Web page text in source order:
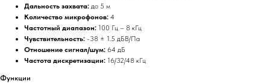
Дальность захвата: до 5 м
Количество микрофонов: 4
Частотный диапазон: 100 Гц – 8 кГц
Чувствительность: -38 ± 1.5 дБВ/Па
Отношение сигнал/шум: 64 дБ
Частота дискретизации: 16/32/48 кГц
Функции